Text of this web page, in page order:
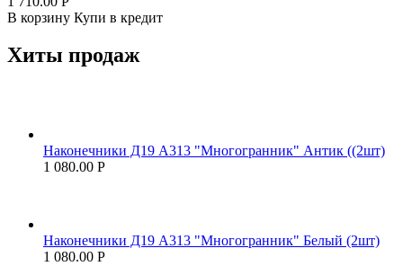
В корзину Купи в кредит
Хиты продаж
Наконечники Д19 А313 "Многогранник" Антик ((2шт)
1 080.00 Р
Наконечники Д19 А313 "Многогранник" Белый (2шт)
1 080.00 Р